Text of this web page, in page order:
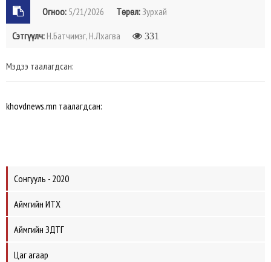
Огноо: 5/21/2026 Төрөл:Зурхай
Сэтгүүлч: Н.Батчимэг, Н.Лхагва 331
Мэдээ таалагдсан:
khovdnews.mn таалагдсан:
Сонгууль - 2020
Аймгийн ИТХ
Аймгийн ЗДТГ
Цаг агаар